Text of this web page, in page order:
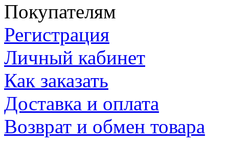
Покупателям
Регистрация
Личный кабинет
Как заказать
Доставка и оплата
Возврат и обмен товара